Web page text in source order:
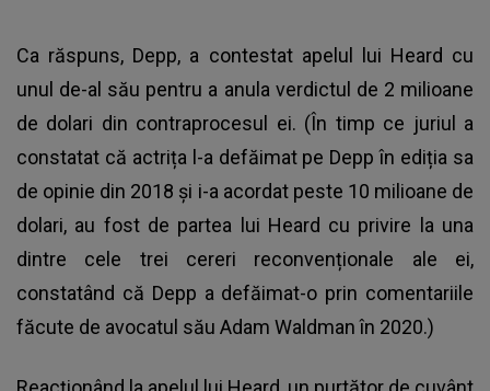
Ca răspuns, Depp, a contestat apelul lui Heard cu
unul de-al său pentru a anula verdictul de 2 milioane
de dolari din contraprocesul ei. (În timp ce juriul a
constatat că actrița l-a defăimat pe Depp în ediția sa
de opinie din 2018 și i-a acordat peste 10 milioane de
dolari, au fost de partea lui Heard cu privire la una
dintre cele trei cereri reconvenționale ale ei,
constatând că Depp a defăimat-o prin comentariile
făcute de avocatul său Adam Waldman în 2020.)